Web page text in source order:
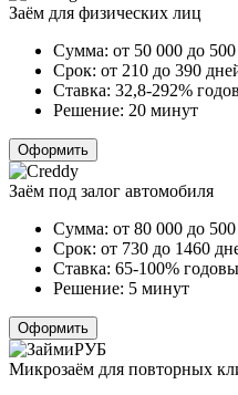
Заём для физических лиц
Сумма: от 50 000 до
Срок: от 210 до 390
Ставка: 32,8-292%
Решение: 20 минут
Оформить
Заём под залог автомобиля
Сумма: от 80 000 до
Срок: от 730 до 1460
Ставка: 65-100%
Решение: 5 минут
Оформить
Микрозаём для повторных